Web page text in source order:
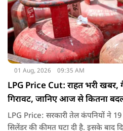
01 Aug, 2026 09:35 AM
LPG Price Cut: राहत भरी खबर,
गिरावट, जानिए आज से कितना
LPG Price: सरकारी तेल कंपनियों ने
सिलेंडर की कीमत घटा दी है. इसके बाद